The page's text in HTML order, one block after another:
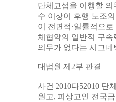
단체교섭을 이행할
수 이상이 후행 노조
이 전면적·일률적으
체협약의 일반적 구
의무가 없다는 시그
대법원 제2부 판결
사건 2010다52010 단
원고, 피상고인 전국